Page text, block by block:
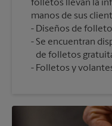
folletos llevan la
manos de sus
Diseños de
Se encuentran
de folletos
Folletos y